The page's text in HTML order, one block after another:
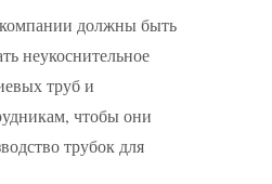
компании должны быть
неукоснительное
труб и
чтобы они
трубок для